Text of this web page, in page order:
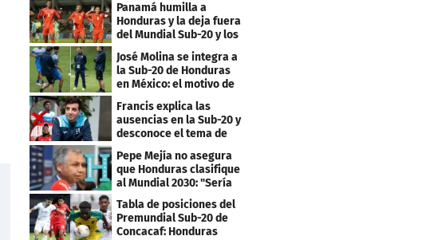
Panamá humilla a
Honduras y la deja fuera
del Mundial Sub-20 y los
Juegos Olímpicos
José Molina se integra a
la Sub-20 de Honduras
en México: el motivo de
su viaje
Francis explica las
ausencias en la Sub-20 y
desconoce el tema de
los tiktokers
Pepe Mejía no asegura
que Honduras clasifique
al Mundial 2030: "Sería
mentir"
Tabla de posiciones del
Premundial Sub-20 de
Concacaf: Honduras